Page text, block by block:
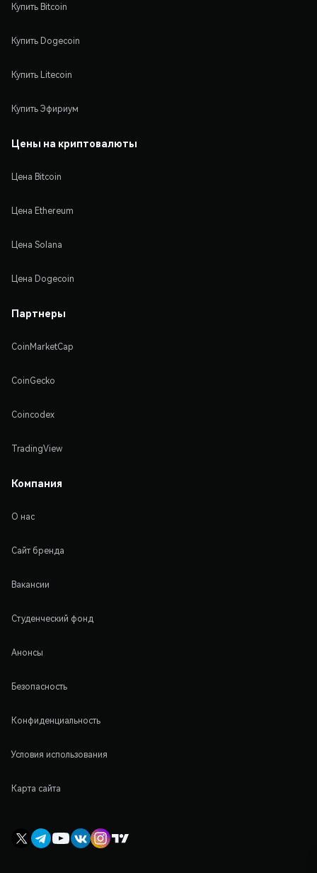
Купить Bitcoin
Купить Dogecoin
Купить Litecoin
Купить Эфириум
Цены на криптовалюты
Цена Bitcoin
Цена Ethereum
Цена Solana
Цена Dogecoin
Партнеры
CoinMarketCap
CoinGecko
Coincodex
TradingView
Компания
О нас
Сайт бренда
Вакансии
Студенческий фонд
Анонсы
Безопасность
Конфиденциальность
Условия использования
Карта сайта